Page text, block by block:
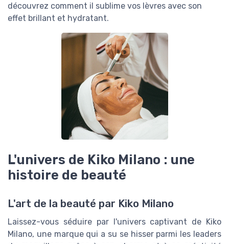
découvrez comment il sublime vos lèvres avec son
effet brillant et hydratant.
L'univers de Kiko Milano : une
histoire de beauté
L'art de la beauté par Kiko Milano
Laissez-vous séduire par l'univers captivant de Kiko
Milano, une marque qui a su se hisser parmi les leaders